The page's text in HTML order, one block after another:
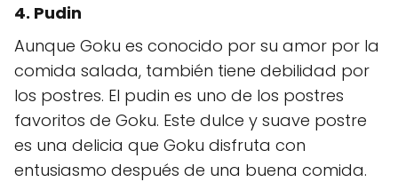
4. Pudin
Aunque Goku es conocido por su amor por la
comida salada, también tiene debilidad por
los postres. El pudin es uno de los postres
favoritos de Goku. Este dulce y suave postre
es una delicia que Goku disfruta con
entusiasmo después de una buena comida.